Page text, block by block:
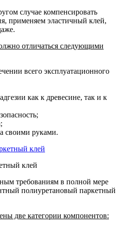
случае компенсировать
применяем эластичный клей,
отличаться следующими
всего эксплуатационного
как к древесине, так и к
своими руками.
клей
требованиям в полной мере
полиуретановый паркетный
две категории компонентов: